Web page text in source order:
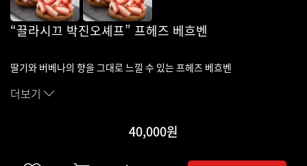
“끌라시끄 박진오셰프” 프헤즈 베흐벤
딸기와 버베나의 향을 그대로 느낄 수 있는 프헤즈 베흐벤
더보기
40,000원